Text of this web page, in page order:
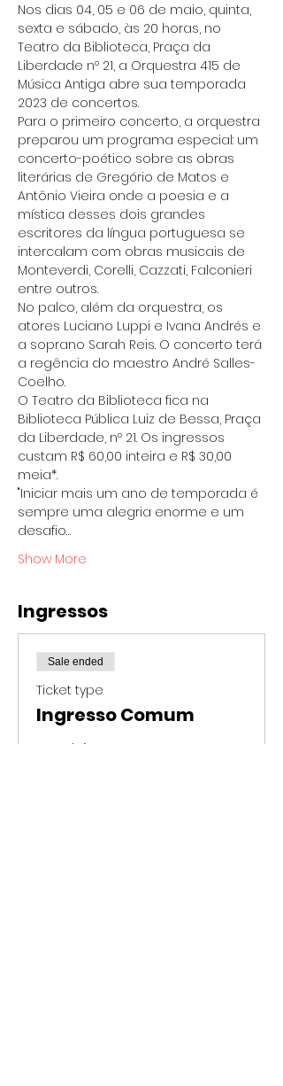
Nos dias 04, 05 e 06 de maio, quinta,
sexta e sábado, às 20 horas, no
Teatro da Biblioteca, Praça da
Liberdade nº 21, a Orquestra 415 de
Música Antiga abre sua temporada
2023 de concertos.
Para o primeiro concerto, a orquestra
preparou um programa especial: um
concerto-poético sobre as obras
literárias de Gregório de Matos e
Antônio Vieira onde a poesia e a
mística desses dois grandes
escritores da língua portuguesa se
intercalam com obras musicais de
Monteverdi, Corelli, Cazzati, Falconieri
entre outros.
No palco, além da orquestra, os
atores Luciano Luppi e Ivana Andrés e
a soprano Sarah Reis. O concerto terá
a regência do maestro André Salles-
Coelho.
O Teatro da Biblioteca fica na
Biblioteca Pública Luiz de Bessa, Praça
da Liberdade, nº 21. Os ingressos
custam R$ 60,00 inteira e R$ 30,00
meia*.
"Iniciar mais um ano de temporada é
sempre uma alegria enorme e um
desafio…
Show More
Ingressos
Sale ended
Ticket type
Ingresso Comum
More info